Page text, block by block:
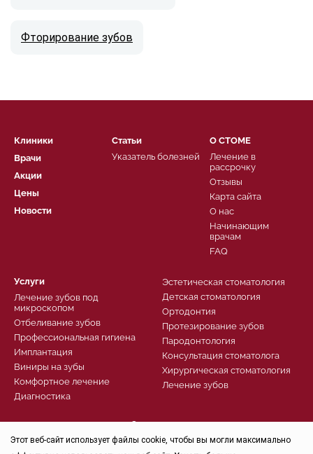
Фторирование зубов
Клиники
Врачи
Акции
Цены
Новости
Услуги
Лечение зубов под
микроскопом
Отбеливание зубов
Профессиональная гигиена
Имплантация
Виниры на зубы
Комфортное лечение
Диагностика
Эстетическая стоматология
Детская стоматология
Ортодонтия
Протезирование зубов
Пародонтология
Консультация стоматолога
Хирургическая стоматология
Лечение зубов
О СТОМЕ
Лечение в
рассрочку
Отзывы
Карта сайта
О нас
Начинающим
врачам
FAQ
Статьи
Указатель болезней
Записаться
Заказать звонок
Этот веб-сайт использует файлы cookie, чтобы вы могли максимально